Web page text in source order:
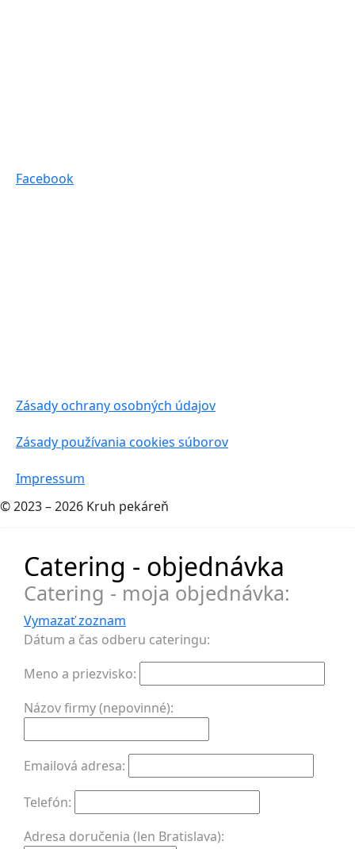
Facebook
Zásady ochrany osobných údajov
Zásady používania cookies súborov
Impressum
© 2023 – 2026 Kruh pekáreň
Catering - objednávka
Catering - moja objednávka:
Vymazať zoznam
Dátum a čas odberu cateringu:
Meno a priezvisko:
Názov firmy (nepovinné):
Emailová adresa:
Telefón:
Adresa doručenia (len Bratislava):